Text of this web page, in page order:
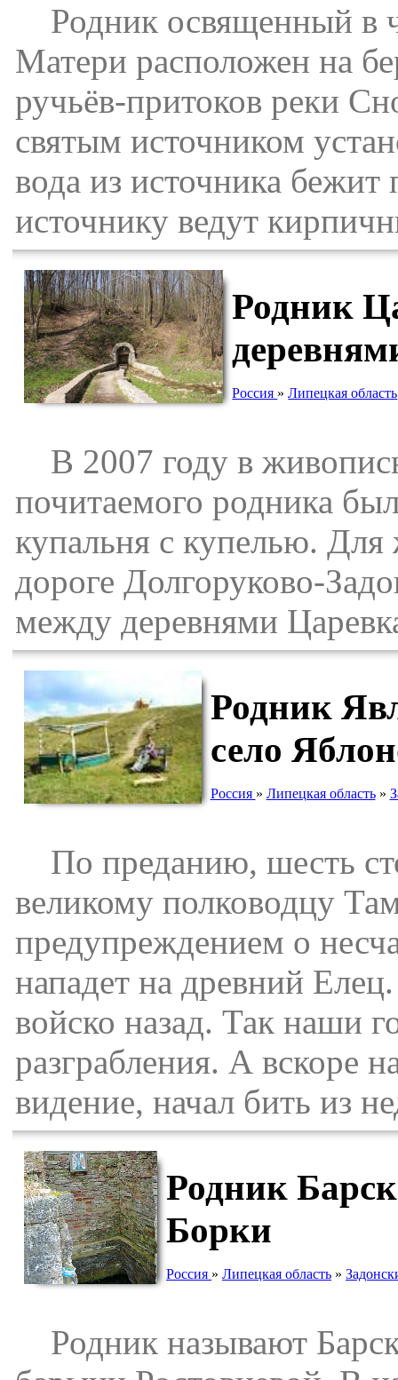
Родник освященный в
Матери расположен на
ручьёв-притоков реки
святым источником
вода из источника
источнику ведут
Родник
Россия »Липецкая область
В 2007 году в
почитаемого родника
купальня с купелью.
дороге Долгоруково-
между деревнями
Родник
село
Россия » Липецкая область»
По преданию, шесть
великому полководцу
предупреждением о
нападет на древний
войско назад. Так наши
разграбления. А вскоре
видение, начал бить из
Родник
Борки
Россия » Липецкая область »
Родник называют